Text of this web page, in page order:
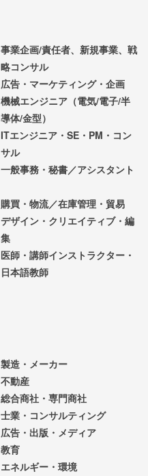
事業企画/責任者、新規事業、戦
略コンサル
広告・マーケティング・企画
機械エンジニア（電気/電子/半
導体/金型）
ITエンジニア・SE・PM・コン
サル
一般事務・秘書／アシスタント
購買・物流／在庫管理・貿易
デザイン・クリエイティブ・編
集
医師・講師インストラクター・
日本語教師
製造・メーカー
不動産
総合商社・専門商社
士業・コンサルティング
広告・出版・メディア
教育
エネルギー・環境